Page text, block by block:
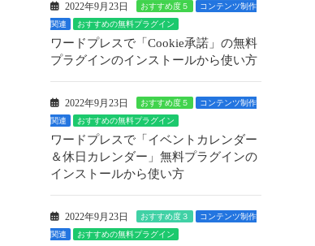
2022年9月23日 おすすめ度５
コンテンツ制作
関連
おすすめの無料プラグイン
ワードプレスで「Cookie承諾」の無料
プラグインのインストールから使い方
2022年9月23日 おすすめ度５
コンテンツ制作
関連
おすすめの無料プラグイン
ワードプレスで「イベントカレンダー
＆休日カレンダー」無料プラグインの
インストールから使い方
2022年9月23日 おすすめ度３
コンテンツ制作
関連
おすすめの無料プラグイン